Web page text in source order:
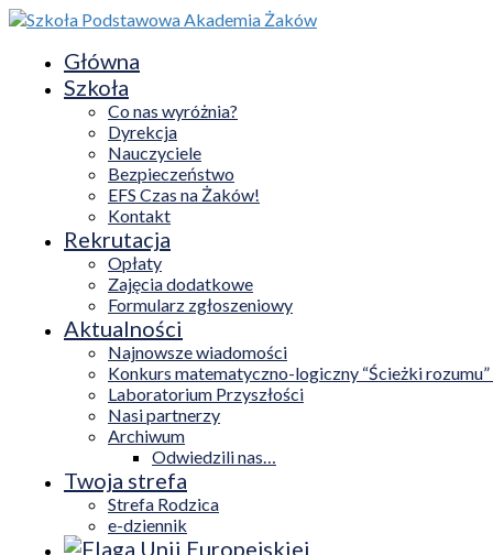
Główna
Szkoła
Co nas wyróżnia?
Dyrekcja
Nauczyciele
Bezpieczeństwo
EFS Czas na Żaków!
Kontakt
Rekrutacja
Opłaty
Zajęcia dodatkowe
Formularz zgłoszeniowy
Aktualności
Najnowsze wiadomości
Konkurs matematyczno-logiczny “Ścieżki
Laboratorium Przyszłości
Nasi partnerzy
Archiwum
Odwiedzili nas…
Twoja strefa
Strefa Rodzica
e-dziennik